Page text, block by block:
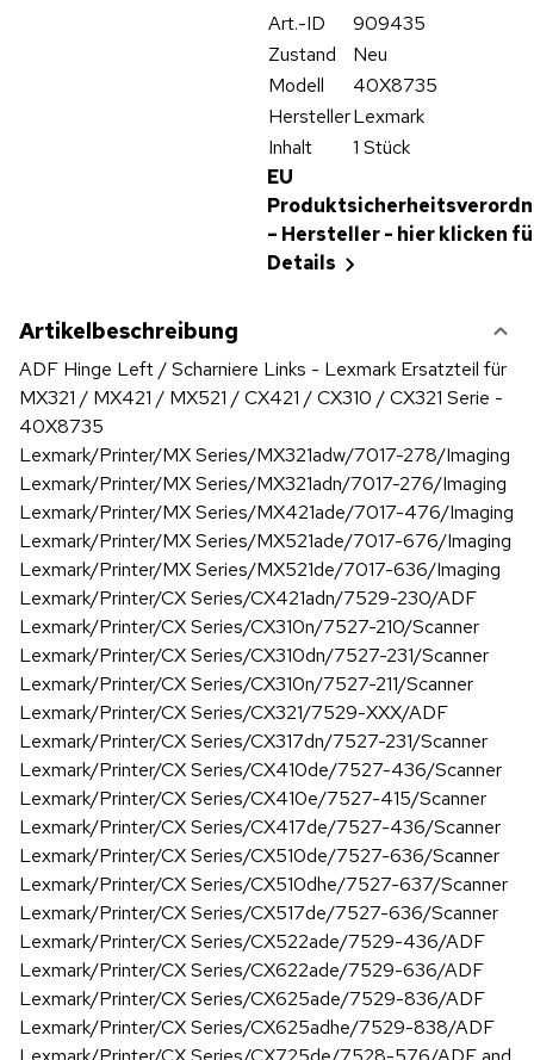
Art.-ID
909435
Zustand
Neu
Modell
40X8735
HerstellerLexmark
Inhalt
1 Stück
EU
– Hersteller - hier klicken
Details
Artikelbeschreibung
ADF Hinge Left / Scharniere Links - Lexmark Ersatzteil für
MX321 / MX421 / MX521 / CX421 / CX310 / CX321 Serie -
40X8735
Lexmark/Printer/MX Series/MX321adw/7017-278/Imaging
Lexmark/Printer/MX Series/MX321adn/7017-276/Imaging
Lexmark/Printer/MX Series/MX421ade/7017-476/Imaging
Lexmark/Printer/MX Series/MX521ade/7017-676/Imaging
Lexmark/Printer/MX Series/MX521de/7017-636/Imaging
Lexmark/Printer/CX Series/CX421adn/7529-230/ADF
Lexmark/Printer/CX Series/CX310n/7527-210/Scanner
Lexmark/Printer/CX Series/CX310dn/7527-231/Scanner
Lexmark/Printer/CX Series/CX310n/7527-211/Scanner
Lexmark/Printer/CX Series/CX321/7529-XXX/ADF
Lexmark/Printer/CX Series/CX317dn/7527-231/Scanner
Lexmark/Printer/CX Series/CX410de/7527-436/Scanner
Lexmark/Printer/CX Series/CX410e/7527-415/Scanner
Lexmark/Printer/CX Series/CX417de/7527-436/Scanner
Lexmark/Printer/CX Series/CX510de/7527-636/Scanner
Lexmark/Printer/CX Series/CX510dhe/7527-637/Scanner
Lexmark/Printer/CX Series/CX517de/7527-636/Scanner
Lexmark/Printer/CX Series/CX522ade/7529-436/ADF
Lexmark/Printer/CX Series/CX622ade/7529-636/ADF
Lexmark/Printer/CX Series/CX625ade/7529-836/ADF
Lexmark/Printer/CX Series/CX625adhe/7529-838/ADF